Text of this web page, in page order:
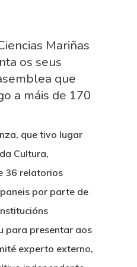
Mariñas
os seus
que
a máis de 170
que tivo lugar
Cultura,
36 relatorios
por parte de
para presentar aos
experto externo,